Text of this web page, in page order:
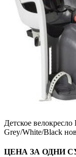
Детское
Grey/White/Black
ЦЕНА ЗА ОДНИ